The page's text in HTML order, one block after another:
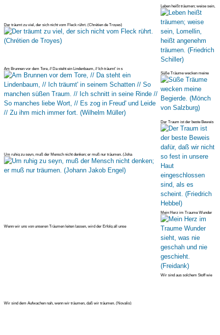
Der träumt zu viel, der sich nicht vom Fleck rührt. (Chrétien de Troyes)
Leben heißt träumen; weise sein,
Lomellin, heißt angenehm
Am Brunnen vor dem Tore, // Da steht ein Lindenbaum, // Ich träumt' in s
Süße Träume wecken meine
Begierde. (Mönch von Salzburg)
Um ruhig zu seyn, muß der Mensch nicht denken; er muß nur träumen. (Joha
Der Traum ist der beste Beweis
dafür, daß wir nicht so fest in
Wenn wir uns von unseren Träumen leiten lassen, wird der Erfolg all unse
Mein Herz im Traume Wunder
sieht, was nie geschah und nie
Wir sind dem Aufwachen nah, wenn wir träumen, daß wir träumen. (Novalis)
Wir sind aus solchem Stoff wie